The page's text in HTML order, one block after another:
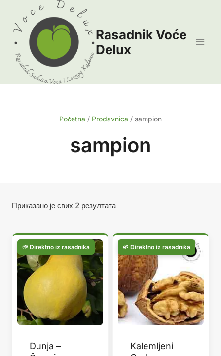
content
Rasadnik Voće
Delux
Početna / Prodavnica / sampion
sampion
Приказано је свих 2 резултатаСортирано
популарности
Dunja –
Kalemljeni